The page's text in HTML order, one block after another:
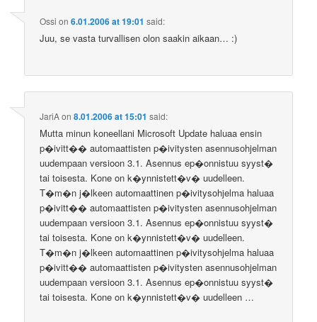
Ossi on6.01.2006 at 19:01 said:
Juu, se vasta turvallisen olon saakin aikaan… :)
JariAon8.01.2006 at 15:01 said:
Mutta minun koneellani Microsoft Update haluaa ensin
p�ivitt�� automaattisten p�ivitysten asennusohjelman
uudempaan versioon 3.1. Asennus ep�onnistuu syyst�
tai toisesta. Kone on k�ynnistett�v� uudelleen.
T�m�n j�lkeen automaattinen p�ivitysohjelma haluaa
p�ivitt�� automaattisten p�ivitysten asennusohjelman
uudempaan versioon 3.1. Asennus ep�onnistuu syyst�
tai toisesta. Kone on k�ynnistett�v� uudelleen.
T�m�n j�lkeen automaattinen p�ivitysohjelma haluaa
p�ivitt�� automaattisten p�ivitysten asennusohjelman
uudempaan versioon 3.1. Asennus ep�onnistuu syyst�
tai toisesta. Kone on k�ynnistett�v� uudelleen …